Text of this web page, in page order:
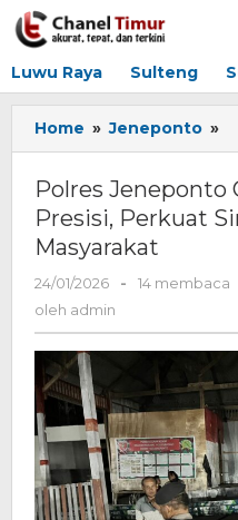
Lewati
ke
Luwu Raya Sulteng
Home » Jeneponto »
Polres Jeneponto
Presisi, Perkuat
Masyarakat
24/01/2026
oleh
-
14 membaca
oleh admin